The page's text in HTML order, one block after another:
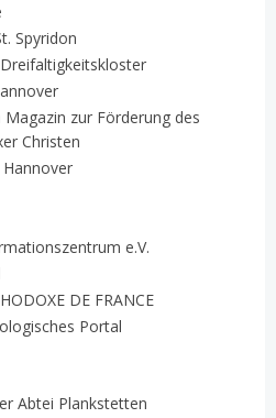
Spyridon
zur Förderung des
Christen
e.V.
DE FRANCE
Portal
Abtei Plankstetten